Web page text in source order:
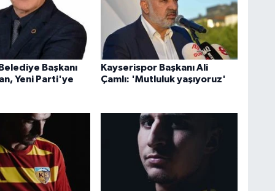
Başkanı
Yeni Parti'ye
Kayserispor Başkanı Ali
Çamlı: 'Mutluluk yaşıyoruz'